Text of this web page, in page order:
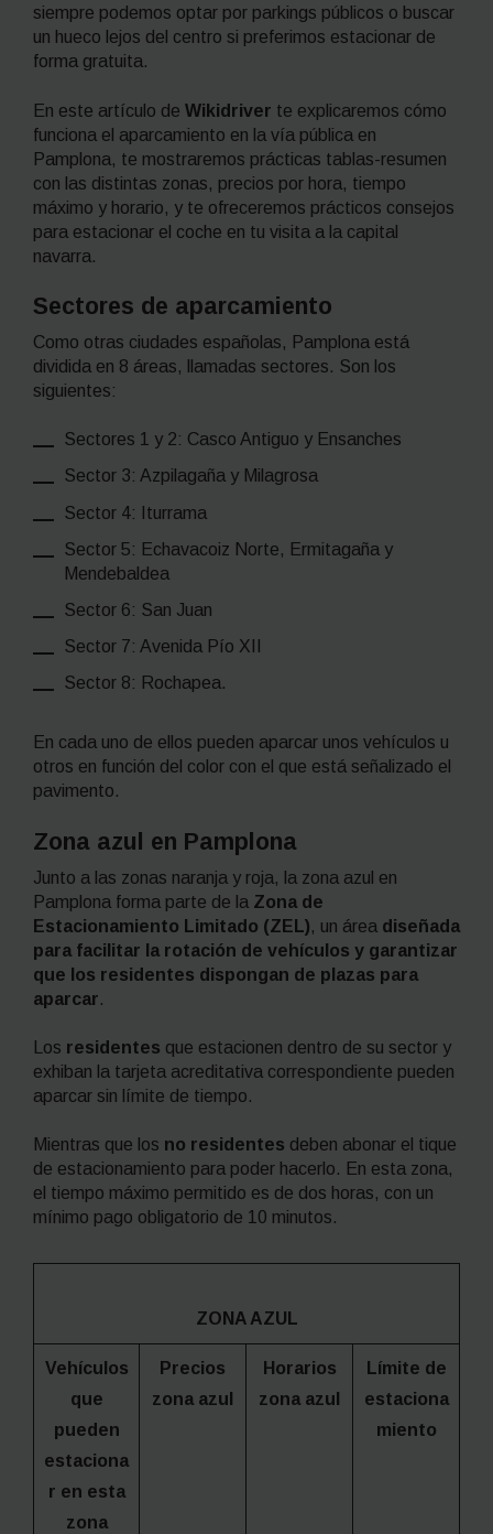
siempre podemos optar por parkings públicos o buscar
un hueco lejos del centro si preferimos estacionar de
forma gratuita.
En este artículo de Wikidriver te explicaremos cómo
funciona el aparcamiento en la vía pública en
Pamplona, te mostraremos prácticas tablas-resumen
con las distintas zonas, precios por hora, tiempo
máximo y horario, y te ofreceremos prácticos consejos
para estacionar el coche en tu visita a la capital
navarra.
Sectores de aparcamiento
Como otras ciudades españolas, Pamplona está
dividida en 8 áreas, llamadas sectores. Son los
siguientes:
Sectores 1 y 2: Casco Antiguo y Ensanches
Sector 3: Azpilagaña y Milagrosa
Sector 4: Iturrama
Sector 5: Echavacoiz Norte, Ermitagaña y
Mendebaldea
Sector 6: San Juan
Sector 7: Avenida Pío XII
Sector 8: Rochapea.
En cada uno de ellos pueden aparcar unos vehículos u
otros en función del color con el que está señalizado el
pavimento.
Zona azul en Pamplona
Junto a las zonas naranja y roja, la zona azul en
Pamplona forma parte de la Zona de
Estacionamiento Limitado (ZEL), un área diseñada
para facilitar la rotación de vehículos y garantizar
que los residentes dispongan de plazas para
aparcar.
Los residentes que estacionen dentro de su sector y
exhiban la tarjeta acreditativa correspondiente pueden
aparcar sin límite de tiempo.
Mientras que los no residentes deben abonar el tique
de estacionamiento para poder hacerlo. En esta zona,
el tiempo máximo permitido es de dos horas, con un
mínimo pago obligatorio de 10 minutos.
ZONA AZUL
Vehículos
que
pueden
estaciona
r en esta
zona
Precios
zona azul
Horarios
zona azul
Límite de
estaciona
miento